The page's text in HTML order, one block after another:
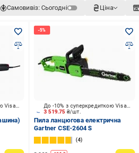
Самовивіз: Сьогодні Ціна
До -10% з суперкредиткою Visa Вигода
3 519.75 ₴/шт.
До -10% з суперкредиткою Visa Вигода
Пила ланцюгова електрична
Gartner CSE-2604 S
4